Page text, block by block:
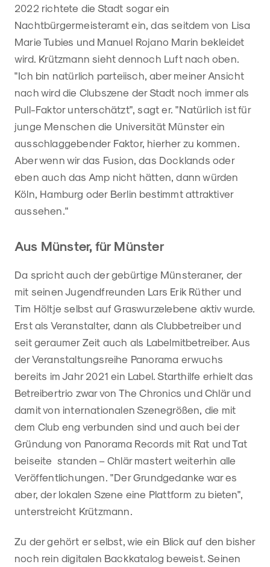
2022 richtete die Stadt sogar ein
Nachtbürgermeisteramt ein, das seitdem von Lisa
Marie Tubies und Manuel Rojano Marin bekleidet
wird. Krützmann sieht dennoch Luft nach oben.
"Ich bin natürlich parteiisch, aber meiner Ansicht
nach wird die Clubszene der Stadt noch immer als
Pull-Faktor unterschätzt", sagt er. "Natürlich ist für
junge Menschen die Universität Münster ein
ausschlaggebender Faktor, hierher zu kommen.
Aber wenn wir das Fusion, das Docklands oder
eben auch das Amp nicht hätten, dann würden
Köln, Hamburg oder Berlin bestimmt attraktiver
aussehen."
Aus Münster, für Münster
Da spricht auch der gebürtige Münsteraner, der
mit seinen Jugendfreunden Lars Erik Rüther und
Tim Höltje selbst auf Graswurzelebene aktiv wurde.
Erst als Veranstalter, dann als Clubbetreiber und
seit geraumer Zeit auch als Labelmitbetreiber. Aus
der Veranstaltungsreihe Panorama erwuchs
bereits im Jahr 2021 ein Label. Starthilfe erhielt das
Betreibertrio zwar von The Chronics und Chlär und
damit von internationalen Szenegrößen, die mit
dem Club eng verbunden sind und auch bei der
Gründung von Panorama Records mit Rat und Tat
beiseite standen – Chlär mastert weiterhin alle
Veröffentlichungen. "Der Grundgedanke war es
aber, der lokalen Szene eine Plattform zu bieten",
unterstreicht Krützmann.
Zu der gehört er selbst, wie ein Blick auf den bisher
noch rein digitalen Backkatalog beweist. Seinen